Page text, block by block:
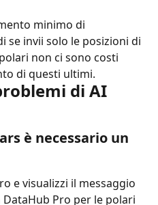
se invii solo le posizioni di
non ci sono costi
di questi ultimi.
di AI
è necessario un
e visualizzi il messaggio
Pro per le polari